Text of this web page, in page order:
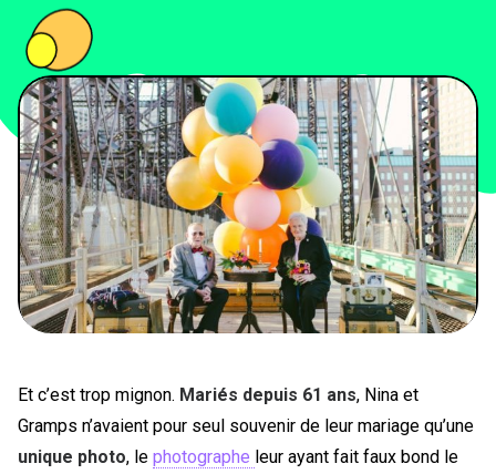
FOOD
BONS PLANS
SOUTENEZ KULTT
Et c’est trop mignon. Mariés depuis 61 ans, Nina et
Gramps n’avaient pour seul souvenir de leur mariage qu’une
unique photo, le photographe leur ayant fait faux bond le